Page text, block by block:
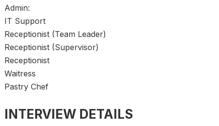
Admin:
IT Support
Receptionist (Team Leader)
Receptionist (Supervisor)
Receptionist
Waitress
Pastry Chef
INTERVIEW DETAILS